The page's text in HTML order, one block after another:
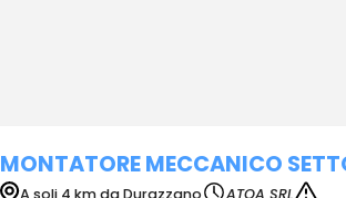
MONTATORE MECCANICO
A soli 4 km da Durazzano
ATOA SRL